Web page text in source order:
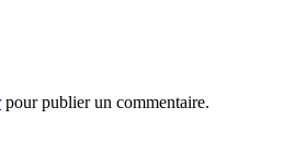
pour publier un commentaire.